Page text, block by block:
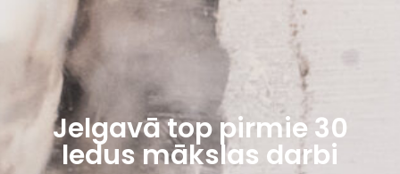
Jelgavā top pirmie 30
ledus mākslas darbi